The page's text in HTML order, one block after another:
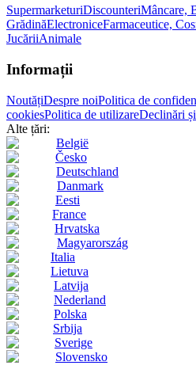
SupermarketuriDiscounteriMâncare,
GrădinăElectroniceFarmaceutice,
JucăriiAnimale
Informații
NoutățiDespre noiPolitica de
cookiesPolitica de utilizareDeclinări
Alte țări:
België
Česko
Deutschland
Danmark
Eesti
France
Hrvatska
Magyarország
Italia
Lietuva
Latvija
Nederland
Polska
Srbija
Sverige
Slovensko